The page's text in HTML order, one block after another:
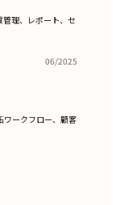
理、レポート、セ
06/2025
ワークフロー、顧客